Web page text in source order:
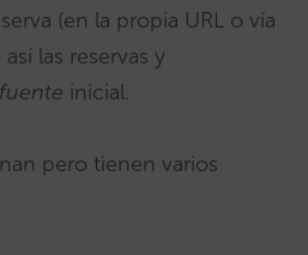
(en la propia URL o vía
las reservas y
fuente inicial.
pero tienen varios